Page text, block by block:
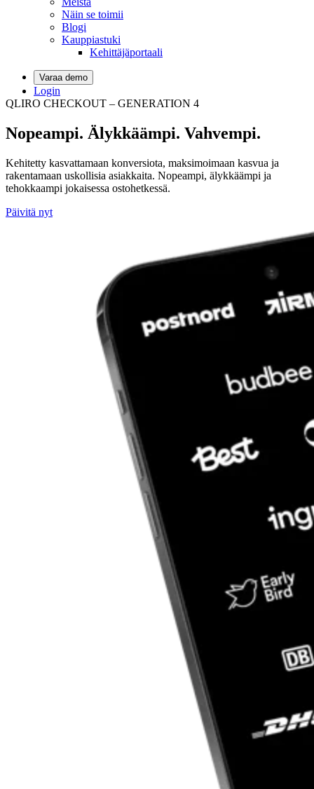
Näin se toimii
Blogi
Kauppiastuki
Kehittäjäportaali
Varaa demo
Login
QLIRO CHECKOUT – GENERATION 4
Nopeampi. Älykkäämpi. Vahvempi.
Kehitetty kasvattamaan konversiota, maksimoimaan kasvua ja
rakentamaan uskollisia asiakkaita. Nopeampi, älykkäämpi ja
tehokkaampi jokaisessa ostohetkessä.
Päivitä nyt